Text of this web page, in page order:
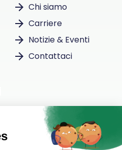
Chi siamo
Carriere
Notizie & Eventi
Contattaci